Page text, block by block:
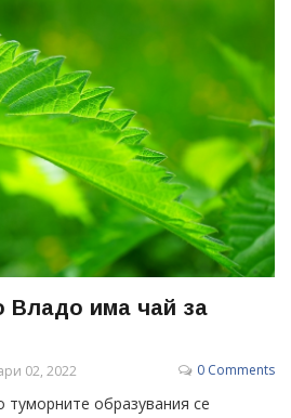
Владо има чай за
02, 2022 0 Comments
туморните образувания се